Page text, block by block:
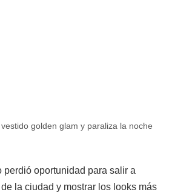
golden glam y paraliza la noche
perdió oportunidad para salir a
la ciudad y mostrar los looks más